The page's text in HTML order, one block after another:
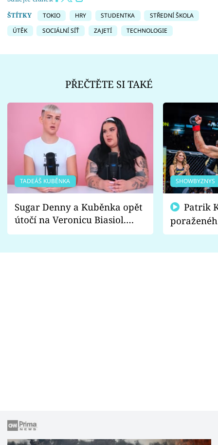
ŠTÍTKY
TOKIO HRY STUDENTKA
STŘEDNÍ ŠKOLA
ÚTĚK
SOCIÁLNÍ SÍŤ ZAJETÍ TECHNOLOGIE
PŘEČTĚTE SI TAKÉ
TADEÁŠ KUBĚNKA
Sugar Denny a Kuběnka opět
útočí na Veronicu Biasiol.
Proč je podle nich falešná a
SHOWBYZNYS
fanoušci